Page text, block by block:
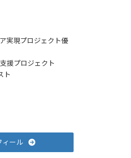
実現プロジェクト優
援プロジェクト
ト
ィール